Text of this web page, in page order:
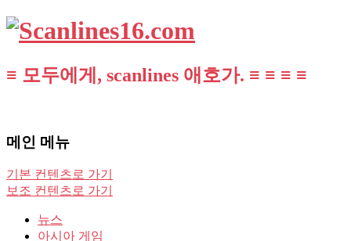
≡ 모두에게, scanlines 애호가. ≡ ≡ ≡ ≡
메인 메뉴
기본 컨텐츠로 가기
보조 컨텐츠로 가기
뉴스
아시아 게임